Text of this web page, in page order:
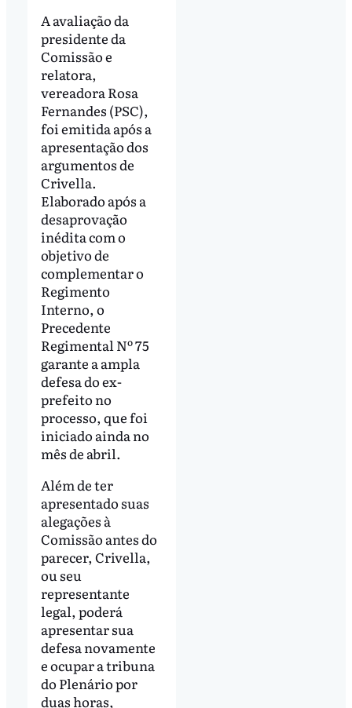
A avaliação da
presidente da
Comissão e
relatora,
vereadora Rosa
Fernandes (PSC),
foi emitida após a
apresentação dos
argumentos de
Crivella.
Elaborado após a
desaprovação
inédita com o
objetivo de
complementar o
Regimento
Interno, o
Precedente
Regimental Nº 75
garante a ampla
defesa do ex-
prefeito no
processo, que foi
iniciado ainda no
mês de abril.
Além de ter
apresentado suas
alegações à
Comissão antes do
parecer, Crivella,
ou seu
representante
legal, poderá
apresentar sua
defesa novamente
e ocupar a tribuna
do Plenário por
duas horas,